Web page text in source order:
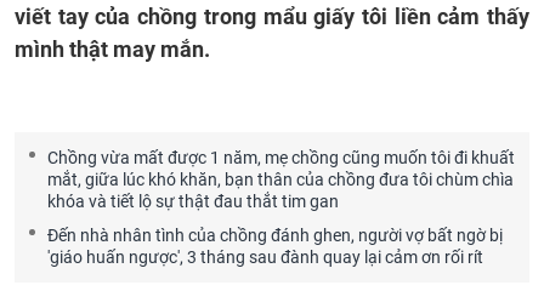
viết tay của chồng trong mẩu giấy tôi liền cảm thấy
mình thật may mắn.
Chồng vừa mất được 1 năm, mẹ chồng cũng muốn tôi đi khuất
mắt, giữa lúc khó khăn, bạn thân của chồng đưa tôi chùm chìa
khóa và tiết lộ sự thật đau thắt tim gan
Đến nhà nhân tình của chồng đánh ghen, người vợ bất ngờ bị
'giáo huấn ngược', 3 tháng sau đành quay lại cảm ơn rối rít